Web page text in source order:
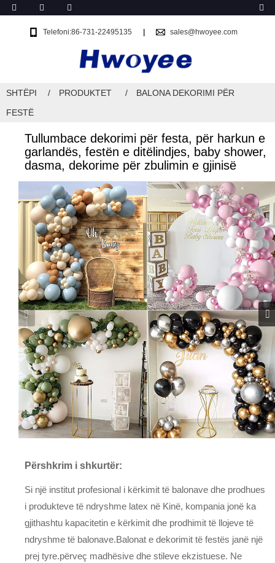
Telefoni:86-731-22495135 sales@hwoyee.com
SHTËPI PRODUKTET
BALONA DEKORIMI PËR
FESTË
Tullumbace dekorimi për festa, për harkun e
garlandës, festën e ditëlindjes, baby shower,
dasma, dekorime për zbulimin e gjinisë
Përshkrim i shkurtër:
Si një institut profesional i kërkimit të balonave dhe prodhues
i produkteve të ndryshme latex në Kinë, kompania jonë ka
gjithashtu kapacitetin e kërkimit dhe prodhimit të llojeve të
ndryshme të balonave.Balonat e dekorimit të festës janë një
prej tyre.përveç madhësive dhe stileve ekzistuese. Ne